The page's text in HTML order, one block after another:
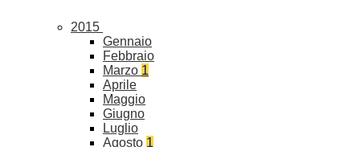
2015
Gennaio
Febbraio
Marzo 1
Aprile
Maggio
Giugno
Luglio
Agosto 1